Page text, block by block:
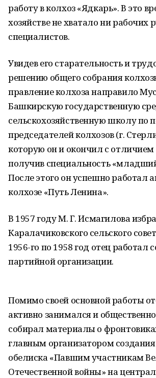
работу в колхоз «Ядкарь». В это
хозяйстве не хватало ни рабочих
специалистов.
Увидев его старательность и
решению общего собрания
правление колхоза направило
Башкирскую государственную
сельскохозяйственную школу по
председателей колхозов (г.
которую он и окончил с отличием
получив специальность
После этого он успешно работал
колхозе «Путь Ленина».
В 1957 году М. Г. Исмагилова
Каралачиковского сельского
1956-го по 1958 год отец работал
партийной организации.
Помимо своей основной работы
активно занимался и
собирал материалы о
главным организатором
обелиска «Павшим участникам
Отечественной войны» на